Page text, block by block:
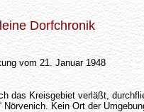
Dorfchronik
vom 21. Januar 1948
das Kreisgebiet verläßt,
Nörvenich. Kein Ort der